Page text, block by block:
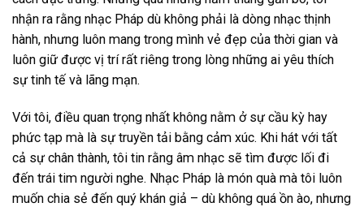
nhận ra rằng nhạc Pháp dù không phải là dòng nhạc thịnh
hành, nhưng luôn mang trong mình vẻ đẹp của thời gian và
luôn giữ được vị trí rất riêng trong lòng những ai yêu thích
sự tinh tế và lãng mạn.
Với tôi, điều quan trọng nhất không nằm ở sự cầu kỳ hay
phức tạp mà là sự truyền tải bằng cảm xúc. Khi hát với tất
cả sự chân thành, tôi tin rằng âm nhạc sẽ tìm được lối đi
đến trái tim người nghe. Nhạc Pháp là món quà mà tôi luôn
muốn chia sẻ đến quý khán giả – dù không quá ồn ào, nhưng